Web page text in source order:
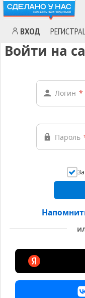
ВХОД
Войти на
Логин *
Пароль